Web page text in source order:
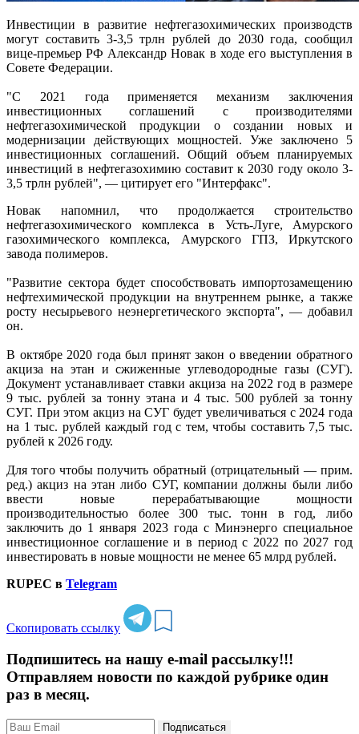
Инвестиции в развитие нефтегазохимических производств
могут составить 3-3,5 трлн рублей до 2030 года, сообщил
вице-премьер РФ Александр Новак в ходе его выступления в
Совете Федерации.
"С 2021 года применяется механизм заключения
инвестиционных соглашений с производителями
нефтегазохимической продукции о создании новых и
модернизации действующих мощностей. Уже заключено 5
инвестиционных соглашений. Общий объем планируемых
инвестиций в нефтегазохимию составит к 2030 году около 3-
3,5 трлн рублей", — цитирует его "Интерфакс".
Новак напомнил, что продолжается строительство
нефтегазохимического комплекса в Усть-Луге, Амурского
газохимического комплекса, Амурского ГПЗ, Иркутского
завода полимеров.
"Развитие сектора будет способствовать импортозамещению
нефтехимической продукции на внутреннем рынке, а также
росту несырьевого неэнергетического экспорта", — добавил
он.
В октябре 2020 года был принят закон о введении обратного
акциза на этан и сжиженные углеводородные газы (СУГ).
Документ устанавливает ставки акциза на 2022 год в размере
9 тыс. рублей за тонну этана и 4 тыс. 500 рублей за тонну
СУГ. При этом акциз на СУГ будет увеличиваться с 2024 года
на 1 тыс. рублей каждый год с тем, чтобы составить 7,5 тыс.
рублей к 2026 году.
Для того чтобы получить обратный (отрицательный — прим.
ред.) акциз на этан либо СУГ, компании должны были либо
ввести новые перерабатывающие мощности
производительностью более 300 тыс. тонн в год, либо
заключить до 1 января 2023 года с Минэнерго специальное
инвестиционное соглашение и в период с 2022 по 2027 год
инвестировать в новые мощности не менее 65 млрд рублей.
RUPEC в Telegram
Скопировать ссылку
Подпишитесь на нашу e-mail рассылку!!!
Отправляем новости по каждой рубрике один
раз в месяц.
Подписаться